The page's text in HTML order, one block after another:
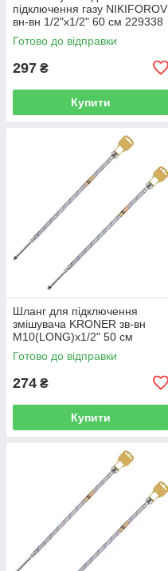
підключення газу NIKIFOROV
вн-вн 1/2"x1/2" 60 см 229338
CV026945
Готово до відправки
297 ₴
Купити
Шланг для підключення
змішувача KRONER зв-вн
M10(LONG)x1/2" 50 см
297362 CV036711
Готово до відправки
274 ₴
Купити